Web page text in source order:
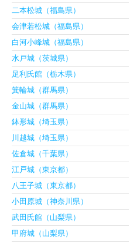
二本松城（福島県）
会津若松城（福島県）
白河小峰城（福島県）
水戸城（茨城県）
足利氏館（栃木県）
箕輪城（群馬県）
金山城（群馬県）
鉢形城（埼玉県）
川越城（埼玉県）
佐倉城（千葉県）
江戸城（東京都）
八王子城（東京都）
小田原城（神奈川県）
武田氏館（山梨県）
甲府城（山梨県）